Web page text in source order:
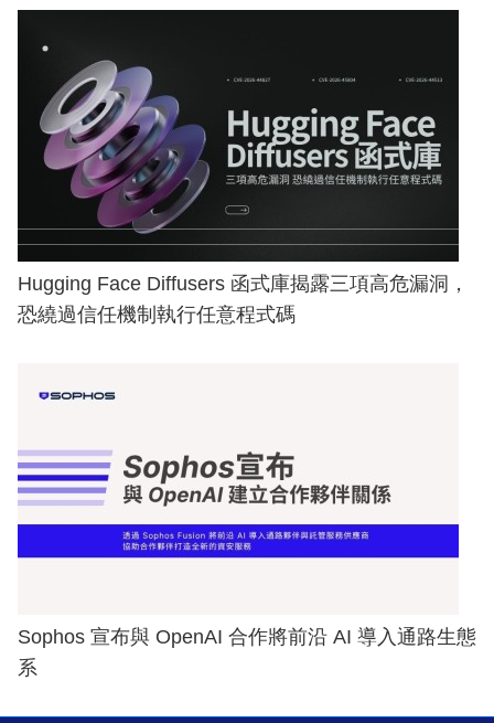
Hugging Face Diffusers 函式庫揭露三項高危漏洞，
恐繞過信任機制執行任意程式碼
Sophos 宣布與 OpenAI 合作將前沿 AI 導入通路生態
系